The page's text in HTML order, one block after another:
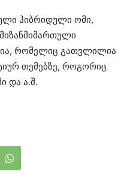
ჰიბრიდული ომი,
რომელიც გათვლილია
თემებზე, როგორიც
და ა.შ.